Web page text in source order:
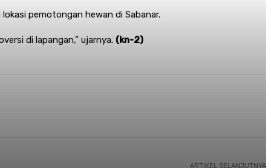
pemotongan hewan di Sabanar.
di lapangan,” ujarnya. (kn-2)
ARTIKEL SELANJUTNYA